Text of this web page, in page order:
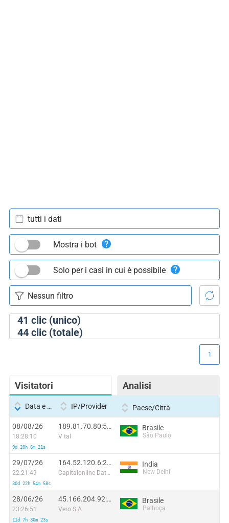
41 clic (unico)
44clic (totale)
tutti i dati
Mostra i bot
Solo per i casi in cui è possibile
Visitatori Analisi
1
Data e ora IP/Provider Paese/Città
08/08/26
18:28:10
9d 20h 6m 21s
189.81.70.80:57410
V tal
Brasile
São Paulo
29/07/26
22:21:49
30d 22h 54m 58s
164.52.120.6:26536
Capitalonline Data Service (HK) Co
India
New Delhi
28/06/26
23:26:51
11d 7h 30m 23s
45.166.204.92:4752
Vero S.A
Brasile
Palhoça